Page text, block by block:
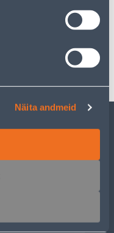
Näita andmeid